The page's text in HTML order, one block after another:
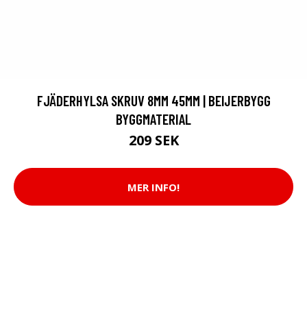
FJÄDERHYLSA SKRUV 8MM 45MM | BEIJERBYGG
BYGGMATERIAL
209 SEK
MER INFO!